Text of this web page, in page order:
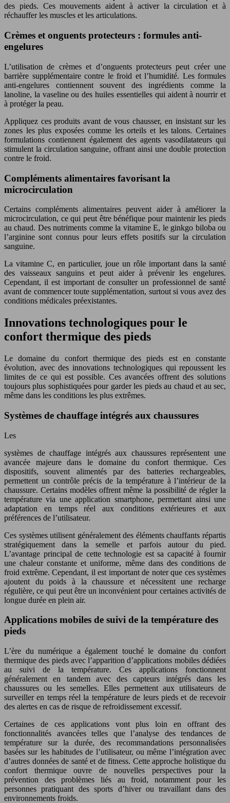
des pieds. Ces mouvements aident à activer la circulation et à
réchauffer les muscles et les articulations.
Crèmes et onguents protecteurs : formules anti-
engelures
L’utilisation de crèmes et d’onguents protecteurs peut créer une
barrière supplémentaire contre le froid et l’humidité. Les formules
anti-engelures contiennent souvent des ingrédients comme la
lanoline, la vaseline ou des huiles essentielles qui aident à nourrir et
à protéger la peau.
Appliquez ces produits avant de vous chausser, en insistant sur les
zones les plus exposées comme les orteils et les talons. Certaines
formulations contiennent également des agents vasodilatateurs qui
stimulent la circulation sanguine, offrant ainsi une double protection
contre le froid.
Compléments alimentaires favorisant la
microcirculation
Certains compléments alimentaires peuvent aider à améliorer la
microcirculation, ce qui peut être bénéfique pour maintenir les pieds
au chaud. Des nutriments comme la vitamine E, le ginkgo biloba ou
l’arginine sont connus pour leurs effets positifs sur la circulation
sanguine.
La vitamine C, en particulier, joue un rôle important dans la santé
des vaisseaux sanguins et peut aider à prévenir les engelures.
Cependant, il est important de consulter un professionnel de santé
avant de commencer toute supplémentation, surtout si vous avez des
conditions médicales préexistantes.
Innovations technologiques pour le
confort thermique des pieds
Le domaine du confort thermique des pieds est en constante
évolution, avec des innovations technologiques qui repoussent les
limites de ce qui est possible. Ces avancées offrent des solutions
toujours plus sophistiquées pour garder les pieds au chaud et au sec,
même dans les conditions les plus extrêmes.
Systèmes de chauffage intégrés aux chaussures
Les
systèmes de chauffage intégrés aux chaussures représentent une
avancée majeure dans le domaine du confort thermique. Ces
dispositifs, souvent alimentés par des batteries rechargeables,
permettent un contrôle précis de la température à l’intérieur de la
chaussure. Certains modèles offrent même la possibilité de régler la
température via une application smartphone, permettant ainsi une
adaptation en temps réel aux conditions extérieures et aux
préférences de l’utilisateur.
Ces systèmes utilisent généralement des éléments chauffants répartis
stratégiquement dans la semelle et parfois autour du pied.
L’avantage principal de cette technologie est sa capacité à fournir
une chaleur constante et uniforme, même dans des conditions de
froid extrême. Cependant, il est important de noter que ces systèmes
ajoutent du poids à la chaussure et nécessitent une recharge
régulière, ce qui peut être un inconvénient pour certaines activités de
longue durée en plein air.
Applications mobiles de suivi de la température des
pieds
L’ère du numérique a également touché le domaine du confort
thermique des pieds avec l’apparition d’applications mobiles dédiées
au suivi de la température. Ces applications fonctionnent
généralement en tandem avec des capteurs intégrés dans les
chaussures ou les semelles. Elles permettent aux utilisateurs de
surveiller en temps réel la température de leurs pieds et de recevoir
des alertes en cas de risque de refroidissement excessif.
Certaines de ces applications vont plus loin en offrant des
fonctionnalités avancées telles que l’analyse des tendances de
température sur la durée, des recommandations personnalisées
basées sur les habitudes de l’utilisateur, ou même l’intégration avec
d’autres données de santé et de fitness. Cette approche holistique du
confort thermique ouvre de nouvelles perspectives pour la
prévention des problèmes liés au froid, notamment pour les
personnes pratiquant des sports d’hiver ou travaillant dans des
environnements froids.